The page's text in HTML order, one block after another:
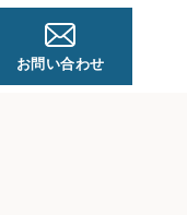
お問い合わせ